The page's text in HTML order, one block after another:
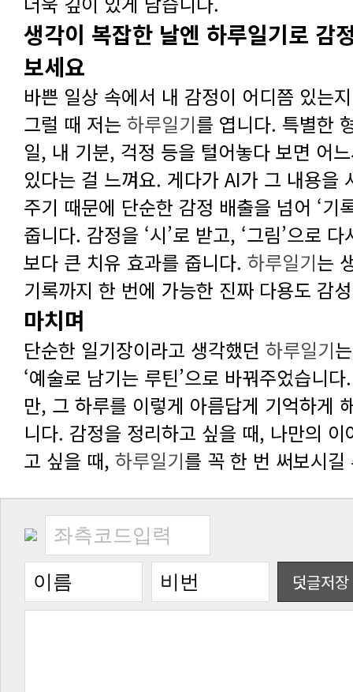
보세요
그럴 때 저는 하루일기
보다 큰 치유 효과를 줍니다. 하루일기
기록까지 한 번에 가능한 진짜 다용도 감
마치며
단순한 일기장이라고 생각했던 하루일기
고 싶을 때, 하루일기를 꼭 한 번 써보시길
덧글저장